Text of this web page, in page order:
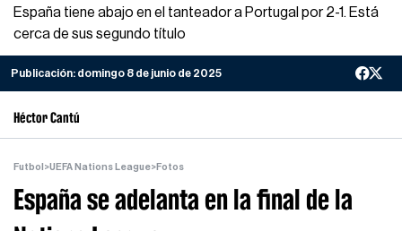
España tiene abajo en el tanteador a Portugal por 2-1. Está
cerca de sus segundo título
Publicación: domingo 8 de junio de 2025
Héctor Cantú
Futbol >UEFA Nations League>Fotos
España se adelanta en la final de la